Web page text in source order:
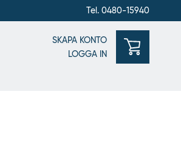
Tel. 0480-15940
SKAPA KONTO
LOGGA IN